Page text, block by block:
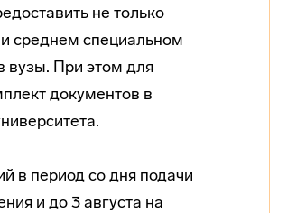
не только
среднем специальном
вузы. При этом для
документов в
в период со дня подачи
и до 3 августа на